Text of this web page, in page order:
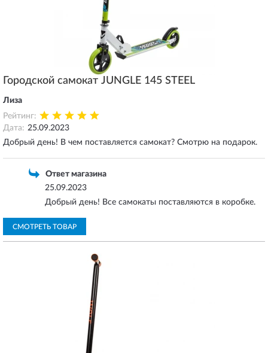
Городской самокат JUNGLE 145 STEEL
Лиза
Рейтинг:
Дата: 25.09.2023
Добрый день! В чем поставляется самокат? Смотрю на подарок.
Ответ магазина
25.09.2023
Добрый день! Все самокаты поставляются в коробке.
СМОТРЕТЬ ТОВАР